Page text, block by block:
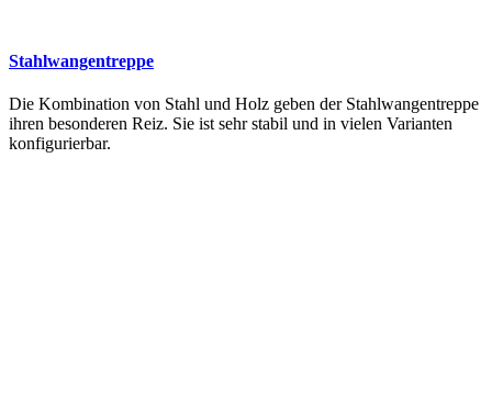
Stahlwangentreppe
Die Kombination von Stahl und Holz geben der Stahlwangentreppe
ihren besonderen Reiz. Sie ist sehr stabil und in vielen Varianten
konfigurierbar.